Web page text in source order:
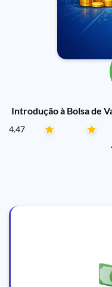
Introdução à Bolsa de
4.47